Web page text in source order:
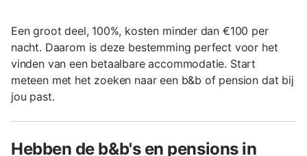
Een groot deel, 100%, kosten minder dan €100 per
nacht. Daarom is deze bestemming perfect voor het
vinden van een betaalbare accommodatie. Start
meteen met het zoeken naar een b&b of pension dat bij
jou past.
Hebben de b&b's en pensions in